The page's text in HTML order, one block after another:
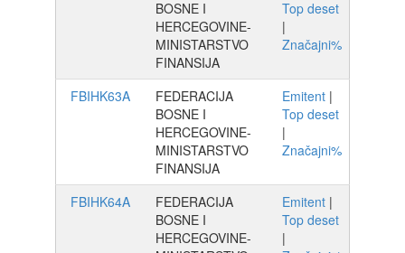
BOSNE I
HERCEGOVINE-
MINISTARSTVO
FINANSIJA
Top deset
|
Značajni%
FBIHK63A
FEDERACIJA
BOSNE I
HERCEGOVINE-
MINISTARSTVO
FINANSIJA
Emitent |
Top deset
|
Značajni%
FBIHK64A
FEDERACIJA
BOSNE I
HERCEGOVINE-
Emitent |
Top deset
|